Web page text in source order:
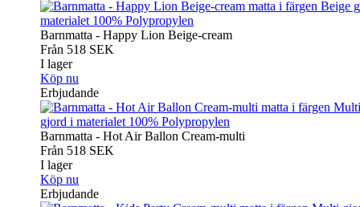
Barnmatta - Happy Lion Beige-cream
Från 518 SEK
I lager
Köp nu
Erbjudande
Barnmatta - Hot Air Ballon Cream-multi
Från 518 SEK
I lager
Köp nu
Erbjudande